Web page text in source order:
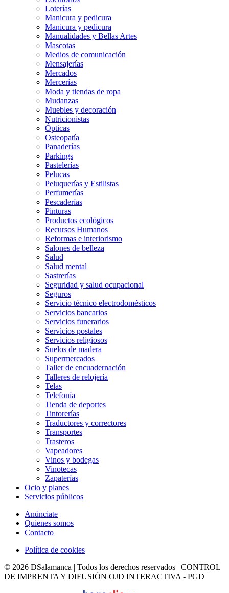
Loterías
Manicura y pedicura
Manicura y pedicura
Manualidades y Bellas Artes
Mascotas
Medios de comunicación
Mensajerías
Mercados
Mercerías
Moda y tiendas de ropa
Mudanzas
Muebles y decoración
Nutricionistas
Ópticas
Osteopatía
Panaderías
Parkings
Pastelerías
Pelucas
Peluquerías y Estilistas
Perfumerías
Pescaderías
Pinturas
Productos ecológicos
Recursos Humanos
Reformas e interiorismo
Salones de belleza
Salud
Salud mental
Sastrerías
Seguridad y salud ocupacional
Seguros
Servicio técnico electrodomésticos
Servicios bancarios
Servicios funerarios
Servicios postales
Servicios religiosos
Suelos de madera
Supermercados
Taller de encuadernación
Talleres de relojería
Telas
Telefonía
Tienda de deportes
Tintorerías
Traductores y correctores
Transportes
Trasteros
Vapeadores
Vinos y bodegas
Vinotecas
Zapaterías
Ocio y planes
Servicios públicos
Anúnciate
Quienes somos
Contacto
Política de cookies
© 2026 DSalamanca | Todos los derechos reservados | CONTROL
DE IMPRENTA Y DIFUSIÓN OJD INTERACTIVA - PGD